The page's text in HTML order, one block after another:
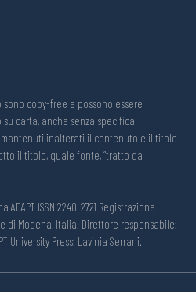
copy-free e possono essere
carta, anche senza specifica
inalterati il contenuto e il titolo
il titolo, quale fonte, “tratto da
ISSN 2240-2721 Registrazione
di Modena, Italia. Direttore responsabile:
University Press: Lavinia Serrani.